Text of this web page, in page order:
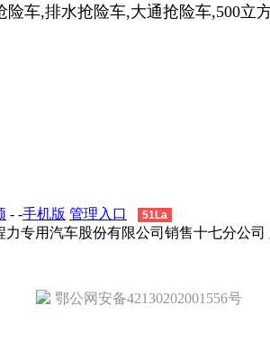
车,排水抢险车,大通抢险车,500
- -手机版 管理入口 51La
力专用汽车股份有限公司销售十七分公
鄂公网安备42130202001556号